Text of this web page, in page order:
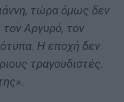
τώρα όμως δεν
Αργυρό, τον
Η εποχή δεν
τραγουδιστές.